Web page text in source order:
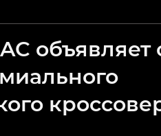
объявляет